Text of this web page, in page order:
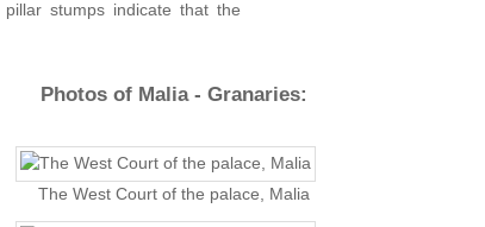
stumps indicate that the
Photos of Malia - Granaries:
The West Court of the palace, Malia